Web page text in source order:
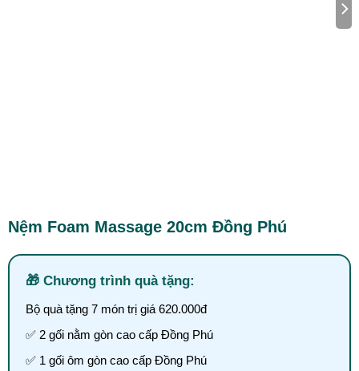
Nệm Foam Massage 20cm Đồng Phú
Chương trình quà tặng:
Bộ quà tặng 7 món trị giá 620.000đ
✅ 2 gối nằm gòn cao cấp Đồng Phú
✅ 1 gối ôm gòn cao cấp Đồng Phú